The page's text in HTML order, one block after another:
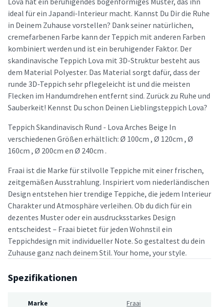
ideal für ein Japandi-Interieur macht. Kannst Du Dir die Ruhe
in Deinem Zuhause vorstellen? Dank seiner natürlichen,
cremefarbenen Farbe kann der Teppich mit anderen Farben
kombiniert werden und ist ein beruhigender Faktor. Der
skandinavische Teppich Lova mit 3D-Struktur besteht aus
dem Material Polyester. Das Material sorgt dafür, dass der
runde 3D-Teppich sehr pflegeleicht ist und die meisten
Flecken im Handumdrehen entfernt sind. Zurück zu Ruhe und
Sauberkeit! Kennst Du schon Deinen Lieblingsteppich Lova?
Teppich Skandinavisch Rund - Lova Arches Beige In
verschiedenen Größen erhältlich: Ø 100cm , Ø 120cm , Ø
160cm , Ø 200cm en Ø 240cm .
Fraai ist die Marke für stilvolle Teppiche mit einer frischen,
zeitgemäßen Ausstrahlung. Inspiriert vom niederländischen
Design entstehen hier trendige Teppiche, die jedem Interieur
Charakter und Atmosphäre verleihen. Ob du dich für ein
dezentes Muster oder ein ausdrucksstarkes Design
entscheidest – Fraai bietet für jeden Wohnstil ein
Teppichdesign mit individueller Note. So gestaltest du dein
Zuhause ganz nach deinem Stil. Your home, your style.
Spezifikationen
Marke Fraai